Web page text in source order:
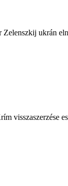
ukrán